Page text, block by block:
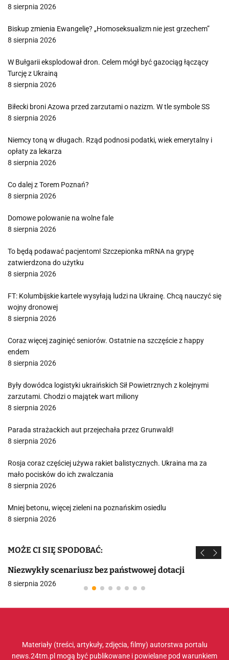
8 sierpnia 2026
Biskup zmienia Ewangelię? „Homoseksualizm nie jest grzechem”
8 sierpnia 2026
W Bułgarii eksplodował dron. Celem mógł być gazociąg łączący
Turcję z Ukrainą
8 sierpnia 2026
Biłecki broni Azowa przed zarzutami o nazizm. W tle symbole SS
8 sierpnia 2026
Niemcy toną w długach. Rząd podnosi podatki, wiek emerytalny i
opłaty za lekarza
8 sierpnia 2026
Co dalej z Torem Poznań?
8 sierpnia 2026
Domowe polowanie na wolne fale
8 sierpnia 2026
To będą podawać pacjentom! Szczepionka mRNA na grypę
zatwierdzona do użytku
8 sierpnia 2026
FT: Kolumbijskie kartele wysyłają ludzi na Ukrainę. Chcą nauczyć się
wojny dronowej
8 sierpnia 2026
Coraz więcej zaginięć seniorów. Ostatnie na szczęście z happy
endem
8 sierpnia 2026
Były dowódca logistyki ukraińskich Sił Powietrznych z kolejnymi
zarzutami. Chodzi o majątek wart miliony
8 sierpnia 2026
Parada strażackich aut przejechała przez Grunwald!
8 sierpnia 2026
Rosja coraz częściej używa rakiet balistycznych. Ukraina ma za
mało pocisków do ich zwalczania
8 sierpnia 2026
Mniej betonu, więcej zieleni na poznańskim osiedlu
8 sierpnia 2026
MOŻE CI SIĘ SPODOBAĆ:
Niezwykły scenariusz bez państwowej dotacji
8 sierpnia 2026
Materiały (treści, artykuły, zdjęcia, filmy) autorstwa portalu
news.24tm.pl mogą być publikowane i powielane pod warunkiem